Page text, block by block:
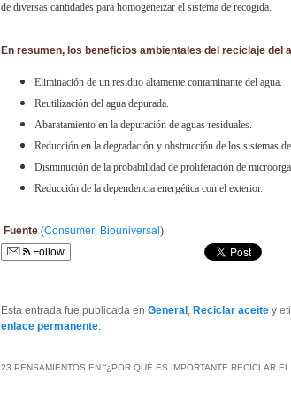
de diversas cantidades para homogeneizar el sistema de recogida.
En resumen, los beneficios ambientales del reciclaje del
Eliminación de un residuo altamente contaminante del agua.
Reutilización del agua depurada.
Abaratamiento en la depuración de aguas residuales.
Reducción en la degradación y obstrucción de los sistemas de
Disminución de la probabilidad de proliferación de
Reducción de la dependencia energética con el exterior.
Fuente (Consumer, Biouniversal )
Follow
Esta entrada fue publicada en General , Reciclar aceite y
enlace permanente.
23 PENSAMIENTOS EN “¿POR QUÉ ES IMPORTANTE RECICLAR